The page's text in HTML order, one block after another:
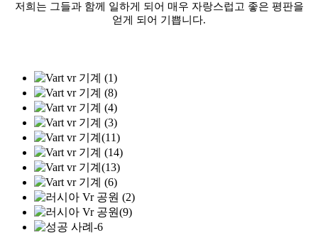
저희는 그들과 함께 일하게 되어 매우 자랑스럽고 좋은 평판을
얻게 되어 기쁩니다.